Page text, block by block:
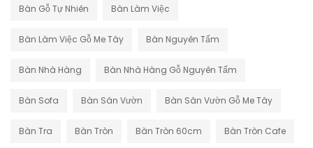
Bàn Gỗ Tự Nhiên Bàn Làm Việc
Bàn Làm Việc Gỗ Me Tây Bàn Nguyên Tấm
Bàn Nhà Hàng Bàn Nhà Hàng Gỗ Nguyên Tấm
Bàn Sofa Bàn Sân Vườn Bàn Sân Vườn Gỗ Me Tây
Bàn Tra Bàn Tròn Bàn Tròn 60cm Bàn Tròn Cafe